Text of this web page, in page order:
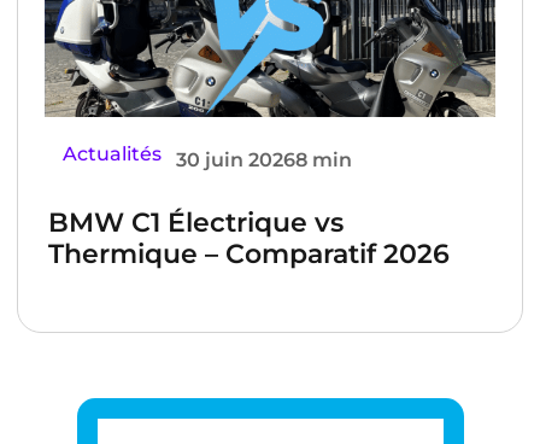
Actualités 30 juin 20268 min
BMW C1 Électrique vs
Thermique – Comparatif 2026